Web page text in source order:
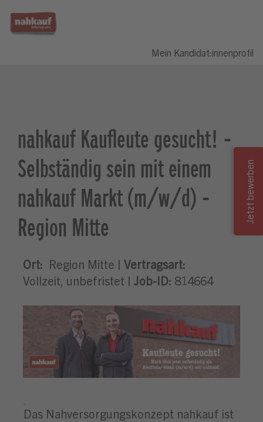
Mein Kandidat:innenprofil
nahkauf Kaufleute gesucht! -
Selbständig sein mit einem
nahkauf Markt (m/w/d) -
Region Mitte
Ort: Region Mitte | Vertragsart:
Vollzeit, unbefristet | Job-ID: 814664
.
Das Nahversorgungskonzept nahkauf ist